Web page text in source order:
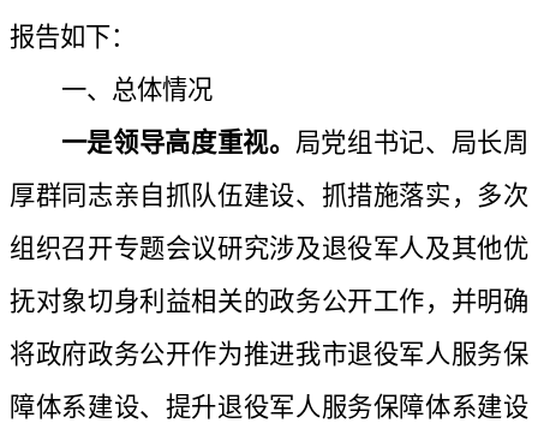
报告如下：
一、总体情况
一是领导高度重视。 局党组书记、局长周
厚群同志亲自抓队伍建设、抓措施落实，多次
组织召开专题会议研究涉及退役军人及其他优
抚对象切身利益相关的政务公开工作，并明确
将政府政务公开作为推进我市退役军人服务保
障体系建设、提升退役军人服务保障体系建设